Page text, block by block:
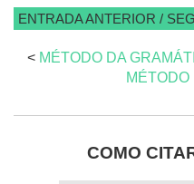
ENTRADA ANTERIOR /
< MÉTODO DA
COMO